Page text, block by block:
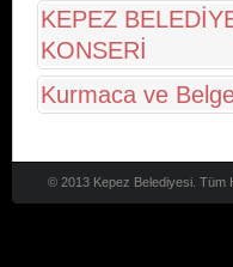
KEPEZ
KONSERİ
Kurmaca ve
© 2013 Kepez Belediyesi. Tüm